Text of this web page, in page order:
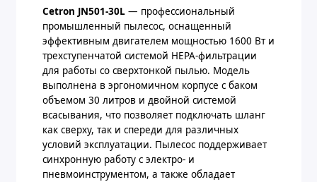
Cetron JN501-30L — профессиональный
промышленный пылесос, оснащенный
эффективным двигателем мощностью 1600 Вт и
трехступенчатой системой HEPA-фильтрации
для работы со сверхтонкой пылью. Модель
выполнена в эргономичном корпусе с баком
объемом 30 литров и двойной системой
всасывания, что позволяет подключать шланг
как сверху, так и спереди для различных
условий эксплуатации. Пылесос поддерживает
синхронную работу с электро- и
пневмоинструментом, а также обладает